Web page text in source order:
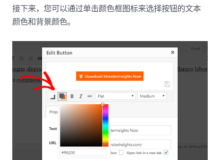
接下来，您可以通过单击颜色框图标来选择按钮的文本
颜色和背景颜色。